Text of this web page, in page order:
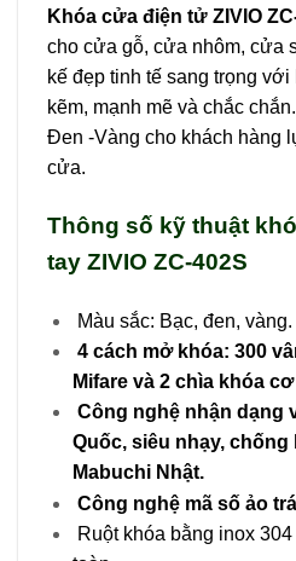
Khóa cửa điện tử ZIVIO
cho cửa gỗ, cửa nhôm, cửa
kế đẹp tinh tế sang trọng
kẽm, mạnh mẽ và chắc
Đen -Vàng cho khách hàng
cửa.
Thông số kỹ thuật
tay ZIVIO ZC-402S
Màu sắc: Bạc, đen, vàng.
4 cách mở khóa: 300
Mifare và 2 chìa khóa
Công nghệ nhận dạng
Quốc, siêu nhạy, chống
Mabuchi Nhật.
Công nghệ mã số ảo
Ruột khóa bằng inox